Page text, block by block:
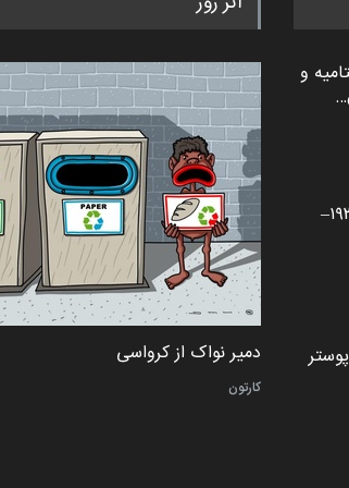
جشنواره
پرتغال، ۲۰۲۷
مهلت 4 ماه دیگر
پنجمین مسابقۀ
طنز «کلاه‌ای…
و
به یاد اردوغان باشول (۱۹۳۶–
دمیر نواک از کرواسی
کارتون